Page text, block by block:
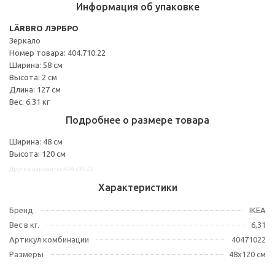
Информация об упаковке
LÄRBRO ЛЭРБРО
Зеркало
Номер товара: 404.710.22
Ширина: 58 см
Высота: 2 см
Длина: 127 см
Вес: 6.31 кг
Подробнее о размере товара
Ширина: 48 см
Высота: 120 см
Характеристики
Бренд
IKEA
Вес в кг.
6,31
Артикул комбинации
40471022
Размеры
48x120 см